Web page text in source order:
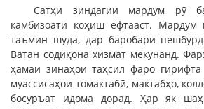
Сатҳи зиндагии мардум рӯ
камбизоатӣ коҳиш ёфтааст.
таъмин шуда, дар баробари
Ватан содиқона хизмат мекунанд.
ҳамаи зинаҳои таҳсил фаро
муассисаҳои томактабӣ, мактабҳо,
босуръат идома дорад. Ҳар як